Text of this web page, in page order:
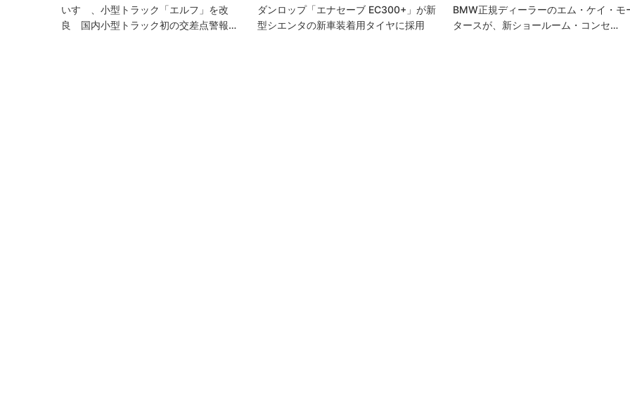
いすゞ、小型トラック「エルフ」を改
良 国内小型トラック初の交差点警報…
ダンロップ「エナセーブ EC300+」が新
型シエンタの新車装着用タイヤに採用
BMW正規ディーラーのエム・ケイ・モ
タースが、新ショールーム・コンセ…